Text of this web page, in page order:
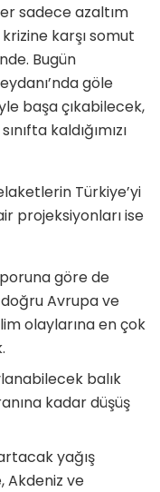
sadece azaltım
karşı somut
Bugün
göle
başa çıkabilecek,
kaldığımızı
Türkiye’yi
projeksiyonları ise
göre de
doğru Avrupa ve
olaylarına en çok
balık
kadar düşüş
yağış
Akdeniz ve